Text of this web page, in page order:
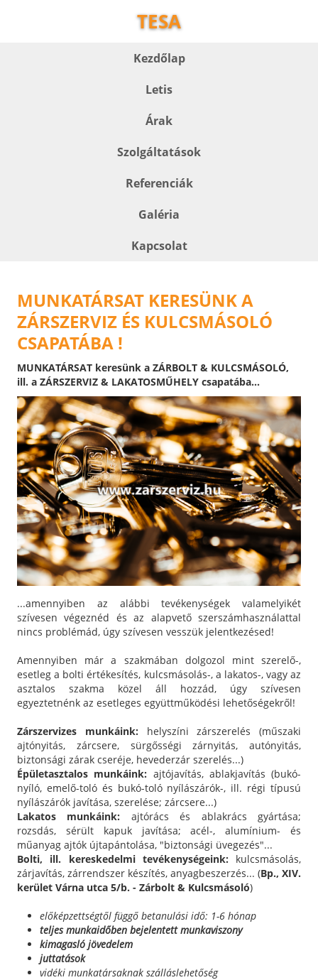
TESA
Kezdőlap
Letis
Árak
Szolgáltatások
Referenciák
Galéria
Kapcsolat
MUNKATÁRSAT KERESÜNK A
ZÁRSZERVIZ ÉS KULCSMÁSOLÓ
CSAPATÁBA !
MUNKATÁRSAT keresünk a ZÁRBOLT & KULCSMÁSOLÓ,
ill. a ZÁRSZERVIZ & LAKATOSMŰHELY csapatába...
...amennyiben az alábbi tevékenységek valamelyikét
szívesen végeznéd és az alapvető szerszámhasználattal
nincs problémád, úgy szívesen vesszük jelentkezésed!
Amennyiben már a szakmában dolgozol mint szerelő-,
esetleg a bolti értékesítés, kulcsmásolás-, a lakatos-, vagy az
asztalos szakma közel áll hozzád, úgy szívesen
egyeztetnénk az esetleges együttműködési lehetőségekről!
Zárszervizes munkáink: helyszíni zárszerelés (műszaki
ajtónyitás, zárcsere, sürgősségi zárnyitás, autónyitás,
biztonsági zárak cseréje, hevederzár szerelés...)
Épületasztalos munkáink: ajtójavítás, ablakjavítás (bukó-
nyíló, emelő-toló és bukó-toló nyílászárók-, ill. régi típusú
nyílászárók javítása, szerelése; zárcsere...)
Lakatos munkáink: ajtórács és ablakrács gyártása;
rozsdás, sérült kapuk javítása; acél-, alumínium- és
műanyag ajtók újtapántolása, "biztonsági üvegezés"...
Bolti, ill. kereskedelmi tevékenységeink: kulcsmásolás,
zárjavítás, zárrendszer készítés, anyagbeszerzés... (Bp., XIV.
kerület Várna utca 5/b. - Zárbolt & Kulcsmásoló)
előképzettségtől függő betanulási idő: 1-6 hónap
teljes munkaidőben bejelentett munkaviszony
kimagasló jövedelem
juttatások
vidéki munkatársaknak szálláslehetőség